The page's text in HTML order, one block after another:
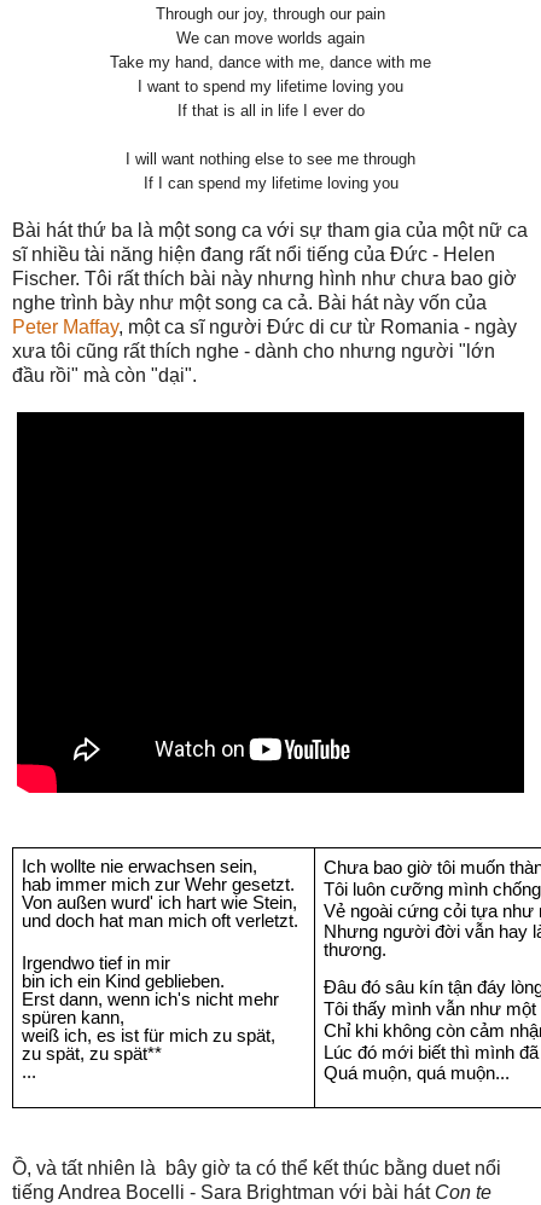
Through our joy, through our pain
We can move worlds again
Take my hand, dance with me, dance with me
I want to spend my lifetime loving you
If that is all in life I ever do
I will want nothing else to see me through
If I can spend my lifetime loving you
Bài hát thứ ba là một song ca với sự tham gia của một nữ ca
sĩ nhiều tài năng hiện đang rất nổi tiếng của Đức - Helen
Fischer. Tôi rất thích bài này nhưng hình như chưa bao giờ
nghe trình bày như một song ca cả. Bài hát này vốn của
Peter Maffay, một ca sĩ người Đức di cư từ Romania - ngày
xưa tôi cũng rất thích nghe - dành cho nhưng người "lớn
đầu rồi" mà còn "dại".
Ich wollte nie erwachsen sein,
hab immer mich zur Wehr gesetzt.
Von außen wurd' ich hart wie Stein,
und doch hat man mich oft verletzt.
Irgendwo tief in mir
bin ich ein Kind geblieben.
Erst dann, wenn ich's nicht mehr
spüren kann,
weiß ich, es ist für mich zu spät,
zu spät, zu spät**
...
Chưa bao giờ tôi muốn
Tôi luôn cưỡng mình
Vẻ ngoài cứng cỏi tựa như
Nhưng người đời vẫn hay
thương.
Đâu đó sâu kín tận đáy
Tôi thấy mình vẫn như một
Chỉ khi không còn cảm
Lúc đó mới biết thì mình
Quá muộn, quá muộn...
Ồ, và tất nhiên là bây giờ ta có thể kết thúc bằng duet nổi
tiếng Andrea Bocelli - Sara Brightman với bài hát Con te